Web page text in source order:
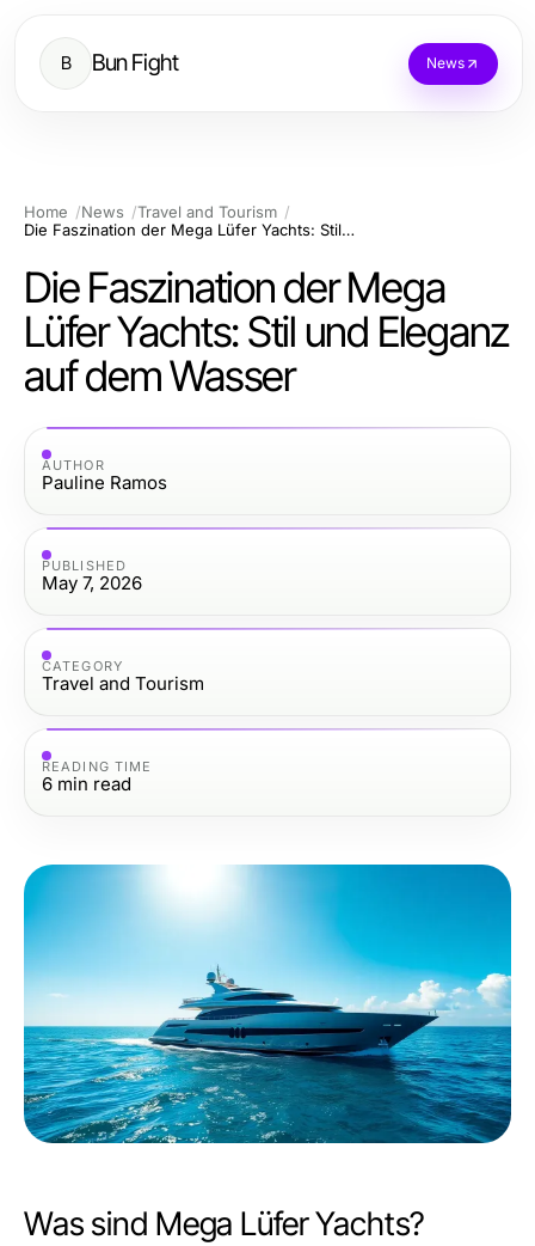
B Bun Fight News
Home News
Travel and Tourism
Die Faszination der Mega Lüfer Yachts: Stil und Eleganz auf dem Wasser
Die Faszination der Mega
Lüfer Yachts: Stil und Eleganz
auf dem Wasser
AUTHOR
Pauline Ramos
PUBLISHED
May 7, 2026
CATEGORY
Travel and Tourism
READING TIME
6 min read
Was sind Mega Lüfer Yachts?